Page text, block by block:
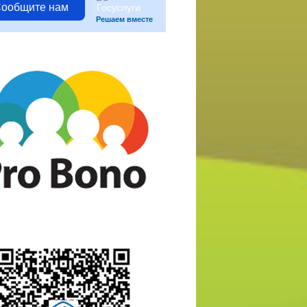
нам
Решаем вместе